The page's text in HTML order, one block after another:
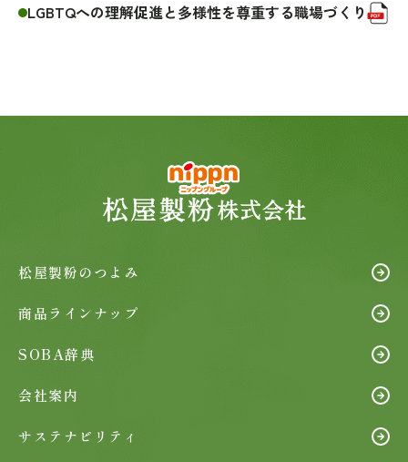
LGBTQへの理解促進と多様性を尊重する職場づくり
松屋製粉のつよみ
商品ラインナップ
SOBA辞典
会社案内
サステナビリティ